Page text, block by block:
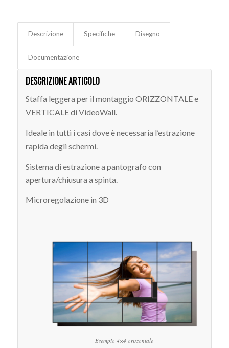
Descrizione Specifiche Disegno
Documentazione
DESCRIZIONE ARTICOLO
Staffa leggera per il montaggio ORIZZONTALE e
VERTICALE di VideoWall.
Ideale in tutti i casi dove è necessaria l’estrazione
rapida degli schermi.
Sistema di estrazione a pantografo con
apertura/chiusura a spinta.
Microregolazione in 3D
Esempio 4×4 orizzontale